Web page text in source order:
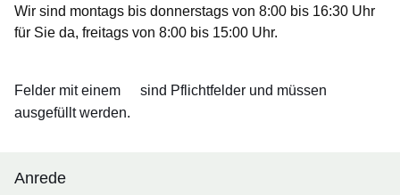
Wir sind montags bis donnerstags von 8:00 bis 16:30 Uhr
für Sie da, freitags von 8:00 bis 15:00 Uhr.
Felder mit einem
sind Pflichtfelder und müssen
ausgefüllt werden.
Anrede